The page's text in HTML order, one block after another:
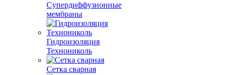
Супердиффузионные
мембраны
Гидроизоляция
Технониколь
Сетка сварная